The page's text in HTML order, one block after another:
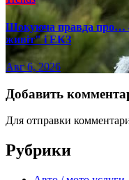
Шокуюча правда про…
живіт" і ЕКЗ
Авг 6, 2026
Добавить
Для отправки
Рубрики